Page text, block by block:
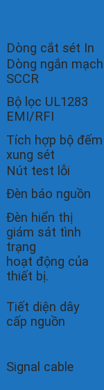
Dòng cắt sét In
Dòng ngắn mạch
SCCR
Bộ lọc UL1283
EMI/RFI
Tích hợp bộ đếm
xung sét
Nút test lỗi
Đèn báo nguồn
Đèn hiển thị
giám sát tình
trạng
hoạt động của
thiết bị.
Tiết diện dây
cấp nguồn
Signal cable